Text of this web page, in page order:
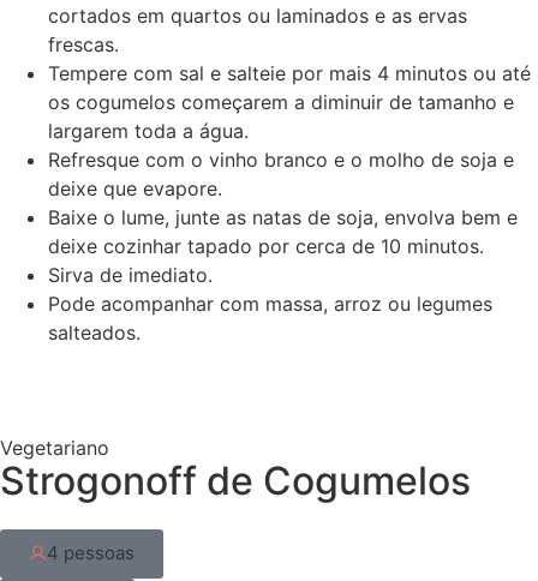
cortados em quartos ou laminados e as ervas
frescas.
Tempere com sal e salteie por mais 4 minutos ou até
os cogumelos começarem a diminuir de tamanho e
largarem toda a água.
Refresque com o vinho branco e o molho de soja e
deixe que evapore.
Baixe o lume, junte as natas de soja, envolva bem e
deixe cozinhar tapado por cerca de 10 minutos.
Sirva de imediato.
Pode acompanhar com massa, arroz ou legumes
salteados.
Vegetariano
Strogonoff de Cogumelos
4 pessoas